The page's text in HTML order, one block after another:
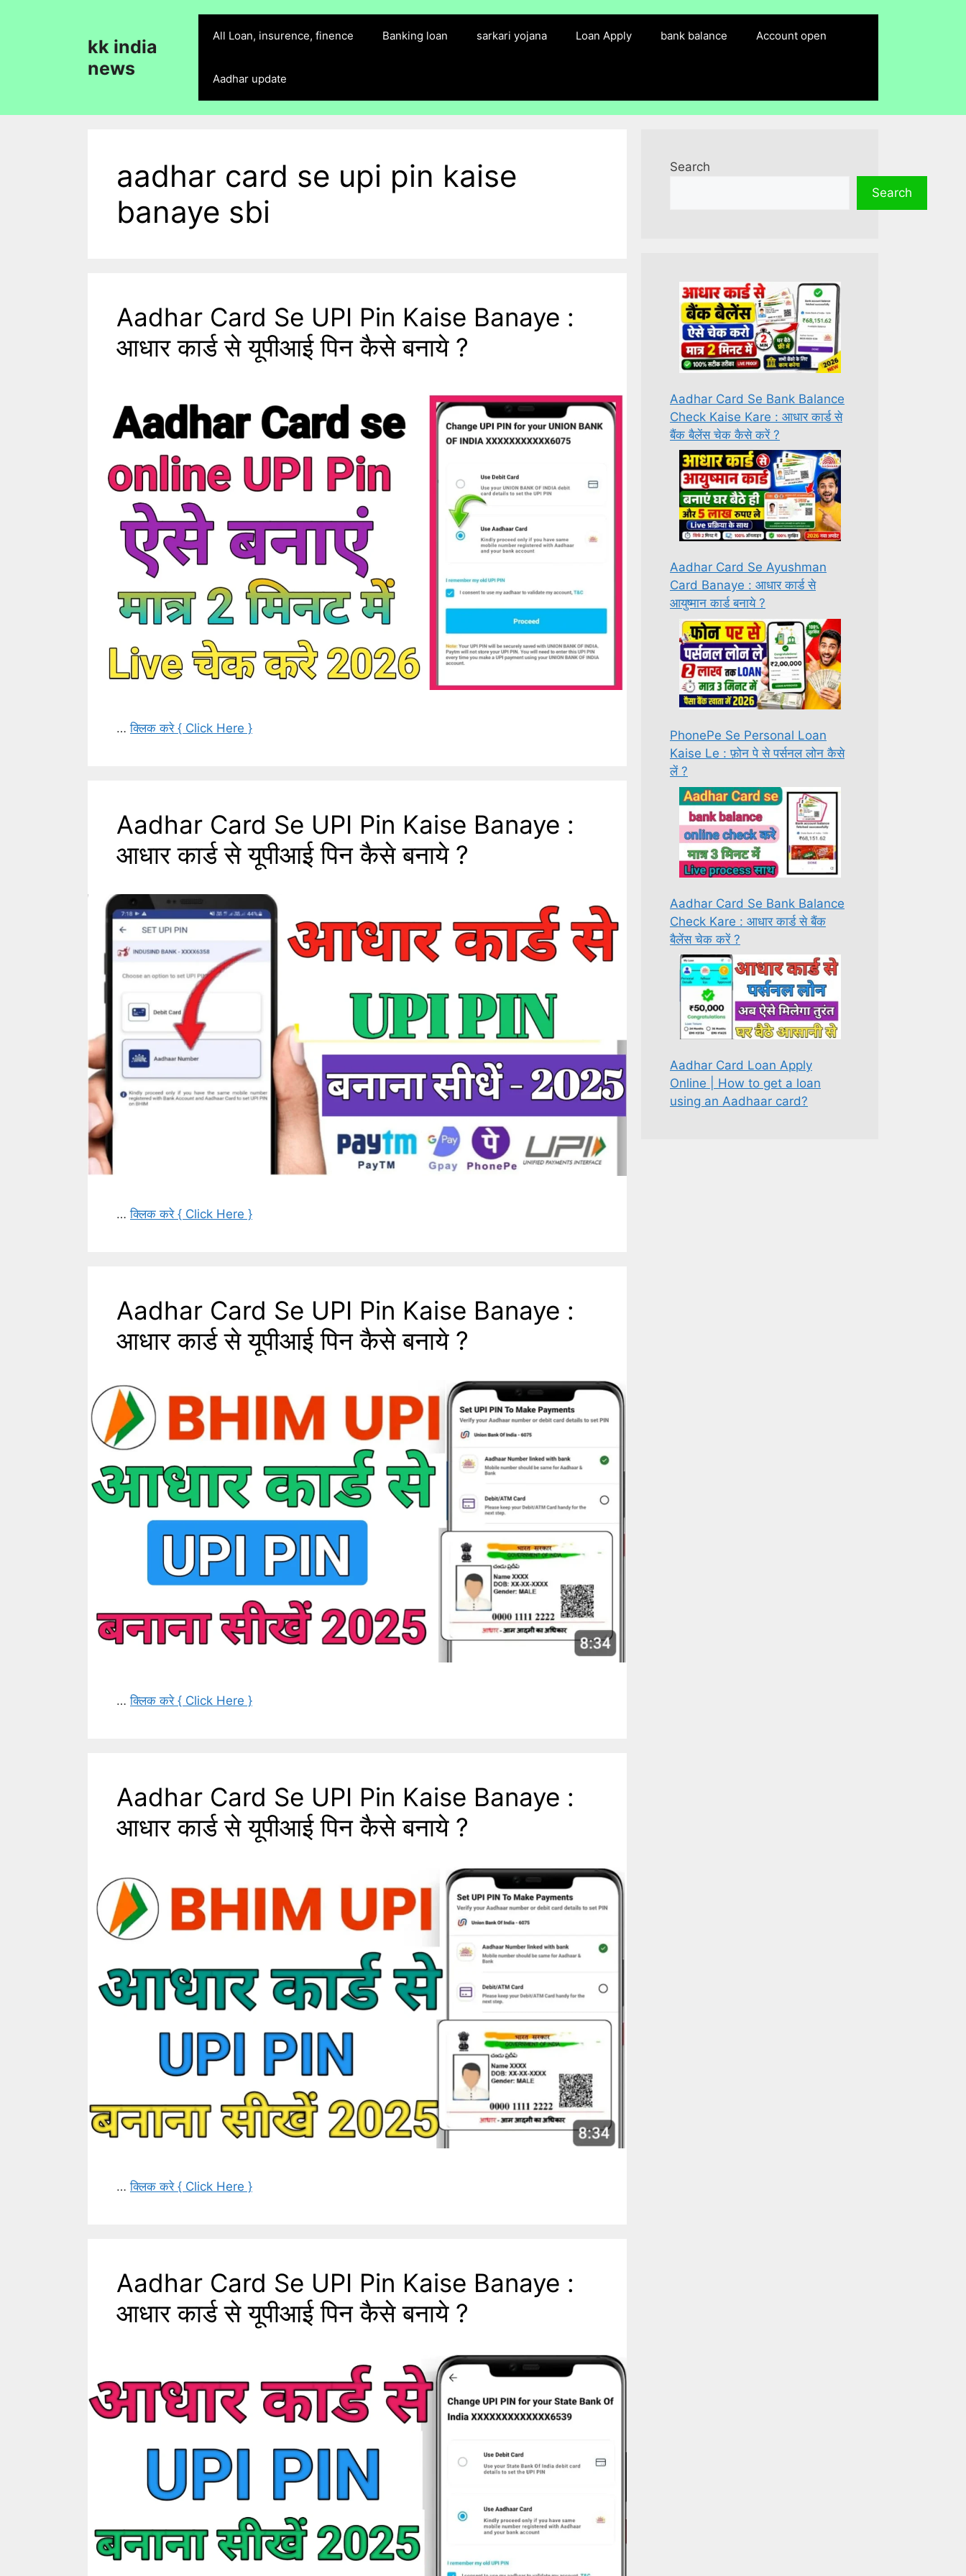
kk india
news
All Loan, insurence, finence Banking loan sarkari yojana Loan Apply bank balance Account open
Aadhar update
aadhar card se upi pin kaise
banaye sbi
Aadhar Card Se UPI Pin Kaise Banaye :
आधार कार्ड से यूपीआई पिन कैसे बनाये ?
…क्लिक करे { Click Here }
Aadhar Card Se UPI Pin Kaise Banaye :
आधार कार्ड से यूपीआई पिन कैसे बनाये ?
…क्लिक करे { Click Here }
Aadhar Card Se UPI Pin Kaise Banaye :
आधार कार्ड से यूपीआई पिन कैसे बनाये ?
…क्लिक करे { Click Here }
Aadhar Card Se UPI Pin Kaise Banaye :
आधार कार्ड से यूपीआई पिन कैसे बनाये ?
…क्लिक करे { Click Here }
Aadhar Card Se UPI Pin Kaise Banaye :
आधार कार्ड से यूपीआई पिन कैसे बनाये ?
Search
Search
Aadhar Card Se Bank Balance
Check Kaise Kare : आधार कार्ड से
बैंक बैलेंस चेक कैसे करें ?
Aadhar Card Se Ayushman
Card Banaye : आधार कार्ड से
आयुष्मान कार्ड बनाये ?
PhonePe Se Personal Loan
Kaise Le : फ़ोन पे से पर्सनल लोन कैसे
लें ?
Aadhar Card Se Bank Balance
Check Kare : आधार कार्ड से बैंक
बैलेंस चेक करें ?
Aadhar Card Loan Apply
Online | How to get a loan
using an Aadhaar card?